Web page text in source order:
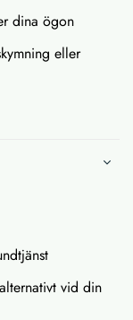
dina ögon
eller
vid din